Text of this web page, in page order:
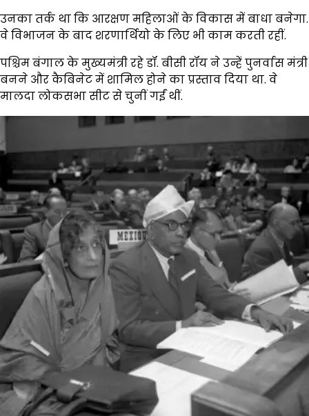
उनका तर्क था कि आरक्षण महिलाओं के विकास में बाधा बनेगा.
वे विभाजन के बाद शरणार्थियो के लिए भी काम करती रहीं.
पश्चिम बंगाल के मुख्यमंत्री रहे डॉ. बीसी रॉय ने उन्हें पुनर्वास मंत्री
बनने और कैबिनेट में शामिल होने का प्रस्ताव दिया था. वे
मालदा लोकसभा सीट से चुनीं गईं थीं.